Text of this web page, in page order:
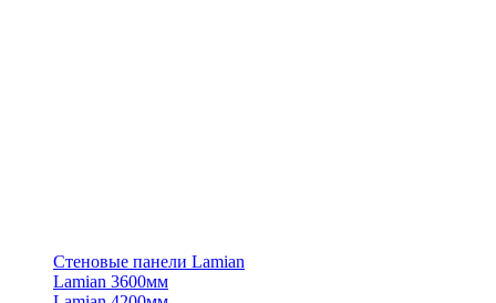
Стеновые панели Lamian
Lamian 3600мм